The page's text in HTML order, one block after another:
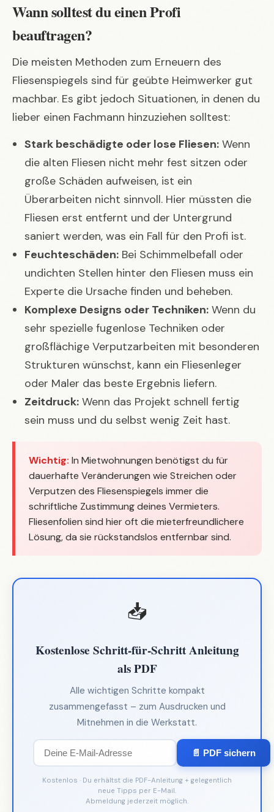
Wann solltest du einen Profi
beauftragen?
Die meisten Methoden zum Erneuern des
Fliesenspiegels sind für geübte Heimwerker gut
machbar. Es gibt jedoch Situationen, in denen du
lieber einen Fachmann hinzuziehen solltest:
Stark beschädigte oder lose Fliesen: Wenn
die alten Fliesen nicht mehr fest sitzen oder
große Schäden aufweisen, ist ein
Überarbeiten nicht sinnvoll. Hier müssten die
Fliesen erst entfernt und der Untergrund
saniert werden, was ein Fall für den Profi ist.
Feuchteschäden: Bei Schimmelbefall oder
undichten Stellen hinter den Fliesen muss ein
Experte die Ursache finden und beheben.
Komplexe Designs oder Techniken: Wenn du
sehr spezielle fugenlose Techniken oder
großflächige Verputzarbeiten mit besonderen
Strukturen wünschst, kann ein Fliesenleger
oder Maler das beste Ergebnis liefern.
Zeitdruck: Wenn das Projekt schnell fertig
sein muss und du selbst wenig Zeit hast.
Wichtig: In Mietwohnungen benötigst du für
dauerhafte Veränderungen wie Streichen oder
Verputzen des Fliesenspiegels immer die
schriftliche Zustimmung deines Vermieters.
Fliesenfolien sind hier oft die mieterfreundlichere
Lösung, da sie rückstandslos entfernbar sind.
📥
Kostenlose Schritt-für-Schritt Anleitung
als PDF
Alle wichtigen Schritte kompakt
zusammengefasst – zum Ausdrucken und
Mitnehmen in die Werkstatt.
📄 PDF sichern
Kostenlos · Du erhältst die PDF-Anleitung + gelegentlich
neue Tipps per E-Mail.
Abmeldung jederzeit möglich.